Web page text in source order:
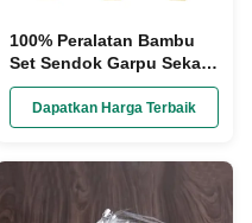
100% Peralatan Bambu
Set Sendok Garpu Sekali
Pakai Tugas Berat
Biodegradable
Dapatkan Harga Terbaik